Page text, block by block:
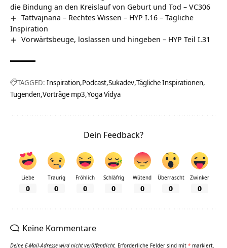
die Bindung an den Kreislauf von Geburt und Tod – VC306
Tattvajnana – Rechtes Wissen – HYP I.16 – Tägliche
Inspiration
Vorwärtsbeuge, loslassen und hingeben – HYP Teil I.31
TAGGED: Inspiration Podcast Sukadev Tägliche Inspirationen
Tugenden Vorträge mp3 Yoga Vidya
Dein Feedback?
Liebe
0
Traurig
0
Fröhlich
0
Schläfrig
0
Wütend
0
Überrascht
0
Zwinker
0
Keine Kommentare
Deine E-Mail-Adresse wird nicht veröffentlicht. Erforderliche Felder sind mit * markiert.